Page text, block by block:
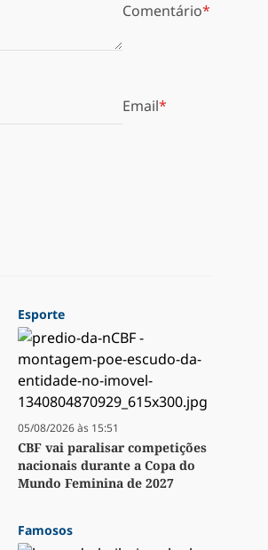
Comentário
Email
Esporte
05/08/2026 às 15:51
CBF vai paralisar competições
nacionais durante a Copa do
Mundo Feminina de 2027
Famosos